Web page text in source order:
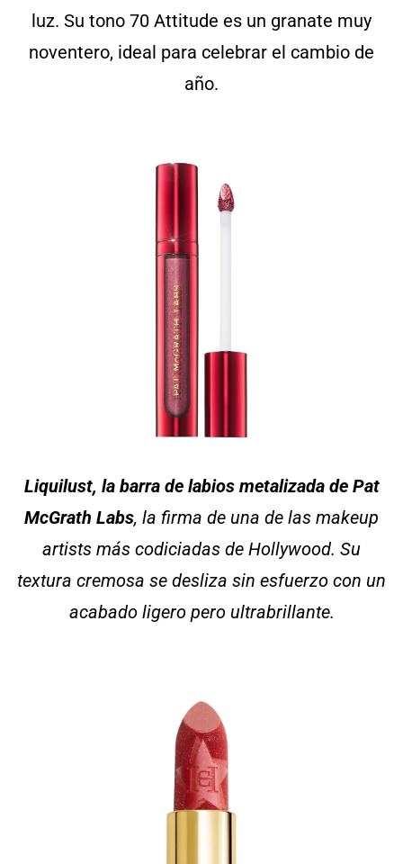
luz. Su tono 70 Attitude es un granate muy
noventero, ideal para celebrar el cambio de
año.
Liquilust, la barra de labios metalizada de Pat
McGrath Labs, la firma de una de las makeup
artists más codiciadas de Hollywood. Su
textura cremosa se desliza sin esfuerzo con un
acabado ligero pero ultrabrillante.